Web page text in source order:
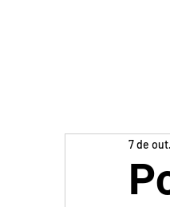
7 de